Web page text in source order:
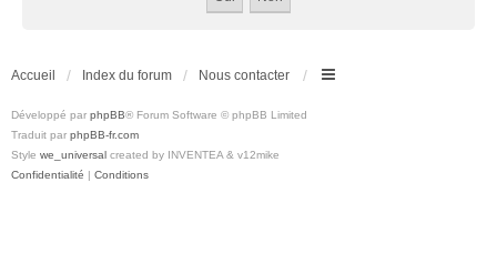
Accueil Index du forum Nous contacter
Développé par phpBB® Forum Software © phpBB Limited
Traduit par phpBB-fr.com
Style we_universal created by INVENTEA & v12mike
Confidentialité | Conditions